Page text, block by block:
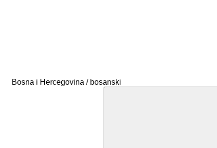
Bosna i Hercegovina / bosanski